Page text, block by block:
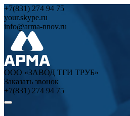
+7(831) 274 94 75
your.skype.ru
info@arma-nnov.ru
ООО «ЗАВОД ТГИ ТРУБ»
Заказать звонок
+7(831) 274 94 75